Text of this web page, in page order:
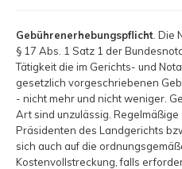
Gebührenerhebungspflicht .
§ 17 Abs. 1 Satz 1 der
Tätigkeit die im Gerichts- und
gesetzlich vorgeschriebenen
- nicht mehr und nicht weniger.
Art sind unzulässig.
Präsidenten des Landgerichts
sich auch auf die
Kostenvollstreckung, falls